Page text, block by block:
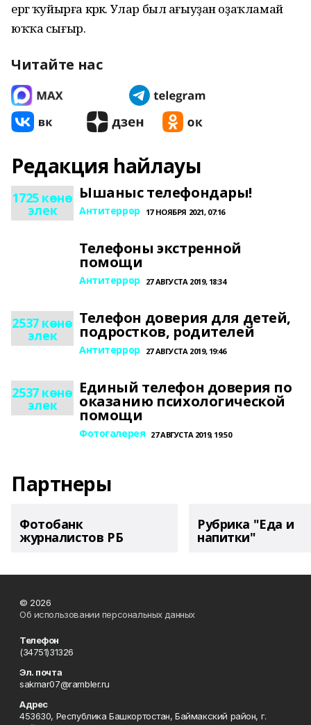
ергә ҡуйырға кәрәк. Улар был ағыуҙан оҙаҡламай
юҡҡа сығыр.
Читайте нас
Редакция һайлауы
1725 көнө
элек
Ышаныс телефондары!
Антитеррор 17 НОЯБРЯ 2021, 07:16
Телефоны экстренной
помощи
Антитеррор 27 АВГУСТА 2019, 18:34
2537 көнө
элек
Телефон доверия для детей,
подростков, родителей
Антитеррор 27 АВГУСТА 2019, 19:46
2537 көнө
элек
Единый телефон доверия по
оказанию психологической
помощи
Фотогалерея 27 АВГУСТА 2019, 19:50
Партнеры
Фотобанк
журналистов РБ
Рубрика "Еда и
напитки"
© 2026
Об использовании персональных данных
Телефон
(34751)31326
Эл. почта
sakmar07@rambler.ru
Адрес
453630, Республика Башкортостан, Баймакский район, г.